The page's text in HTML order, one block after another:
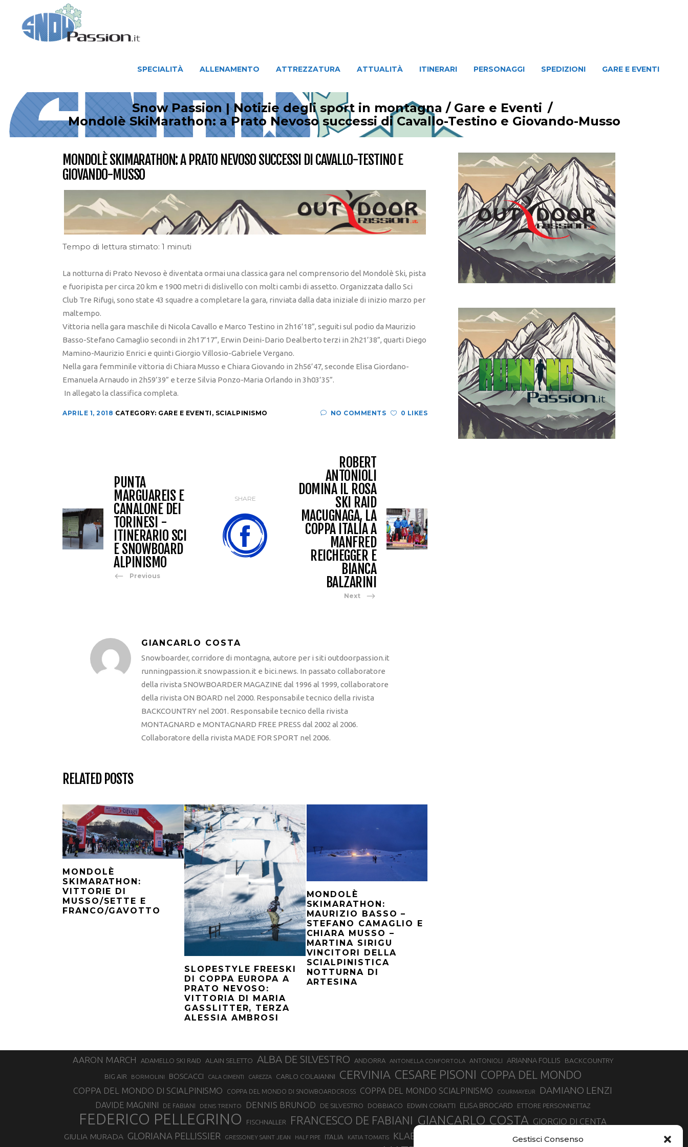
Gestisci Consenso
SPECIALITÀ ALLENAMENTO ATTREZZATURA ATTUALITÀ ITINERARI PERSONAGGI SPEDIZIONI GARE E EVENTI
Snow Passion | Notizie degli sport in montagna / Gare e Eventi /
Mondolè SkiMarathon: a Prato Nevoso successi di Cavallo-Testino e Giovando-Musso
MONDOLÈ SKIMARATHON: A PRATO NEVOSO SUCCESSI DI CAVALLO-TESTINO E
GIOVANDO-MUSSO
Tempo di lettura stimato: 1 minuti
La notturna di Prato Nevoso è diventata ormai una classica gara nel comprensorio del Mondolè Ski, pista
e fuoripista per circa 20 km e 1900 metri di dislivello con molti cambi di assetto. Organizzata dallo Sci
Club Tre Rifugi, sono state 43 squadre a completare la gara, rinviata dalla data iniziale di inizio marzo per
maltempo.
Vittoria nella gara maschile di Nicola Cavallo e Marco Testino in 2h16’18”, seguiti sul podio da Maurizio
Basso-Stefano Camaglio secondi in 2h17’17”, Erwin Deini-Dario Dealberto terzi in 2h21’38”, quarti Diego
Mamino-Maurizio Enrici e quinti Giorgio Villosio-Gabriele Vergano.
Nella gara femminile vittoria di Chiara Musso e Chiara Giovando in 2h56’47, seconde Elisa Giordano-
Emanuela Arnaudo in 2h59’39” e terze Silvia Ponzo-Maria Orlando in 3h03’35”.
In allegato la classifica completa.
APRILE 1, 2018 CATEGORY: GARE E EVENTI , SCIALPINISMO NO COMMENTS 0 LIKES
PUNTA
MARGUAREIS E
CANALONE DEI
TORINESI -
ITINERARIO SCI
E SNOWBOARD
ALPINISMO
Previous
SHARE
ROBERT
ANTONIOLI
DOMINA IL ROSA
SKI RAID
MACUGNAGA, LA
COPPA ITALIA A
MANFRED
REICHEGGER E
BIANCA
BALZARINI
Next
GIANCARLO COSTA
Snowboarder, corridore di montagna, autore per i siti outdoorpassion.it
runningpassion.it snowpassion.it e bici.news. In passato collaboratore
della rivista SNOWBOARDER MAGAZINE dal 1996 al 1999, collaboratore
della rivista ON BOARD nel 2000. Responsabile tecnico della rivista
BACKCOUNTRY nel 2001. Responsabile tecnico della rivista
MONTAGNARD e MONTAGNARD FREE PRESS dal 2002 al 2006.
Collaboratore della rivista MADE FOR SPORT nel 2006.
RELATED POSTS
MONDOLÈ
SKIMARATHON:
VITTORIE DI
MUSSO/SETTE E
FRANCO/GAVOTTO
SLOPESTYLE FREESKI
DI COPPA EUROPA A
PRATO NEVOSO:
VITTORIA DI MARIA
GASSLITTER, TERZA
ALESSIA AMBROSI
MONDOLÈ
SKIMARATHON:
MAURIZIO BASSO –
STEFANO CAMAGLIO E
CHIARA MUSSO –
MARTINA SIRIGU
VINCITORI DELLA
SCIALPINISTICA
NOTTURNA DI
ARTESINA
AARON MARCH ADAMELLO SKI RAID ALAIN SELETTO ALBA DE SILVESTRO ANDORRA ANTONELLA CONFORTOLA ANTONIOLI ARIANNA FOLLIS
BACKCOUNTRY
BIG AIR
BORMOLINI BOSCACCI CALA CIMENTI CAREZZA CARLO COLAIANNI CERVINIA CESARE PISONI COPPA DEL MONDO
COPPA DEL MONDO DI SCIALPINISMO COPPA DEL MONDO DI SNOWBOARDCROSS COPPA DEL MONDO SCIALPINISMO COURMAYEUR DAMIANO LENZI
DAVIDE MAGNINI DE FABIANI DENIS TRENTO DENNIS BRUNOD DE SILVESTRO DOBBIACO EDWIN CORATTI ELISA BROCARD ETTORE PERSONNETTAZ
FEDERICO PELLEGRINO FISCHNALLER FRANCESCO DE FABIANI GIANCARLO COSTA GIORGIO DI CENTA
GIULIA MURADA GLORIANA PELLISSIER GRESSONEY SAINT JEAN HALF PIPE ITALIA KATIA TOMATIS KLAEBO LUCA MATTEOTTI MADONNA DI CAMPIGLIO